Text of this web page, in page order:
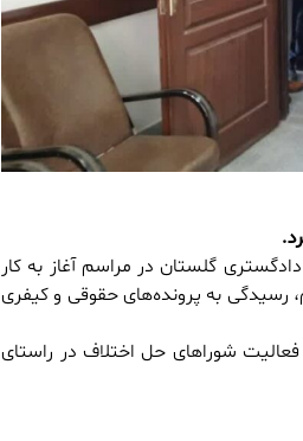
گلستان در مراسم آغاز به کار
رسیدگی به پرونده‌های حقوقی و کیفری
فعالیت شورا‌های حل اختلاف در راستای